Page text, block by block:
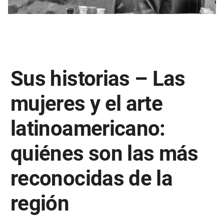
Sus historias – Las
mujeres y el arte
latinoamericano:
quiénes son las más
reconocidas de la
región